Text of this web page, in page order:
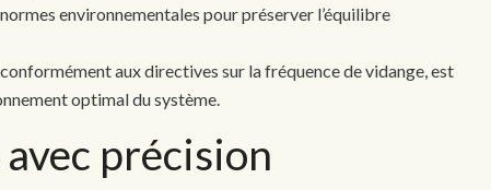
environnementales pour préserver l’équilibre
aux directives sur la fréquence de vidange, est
optimal du système.
précision